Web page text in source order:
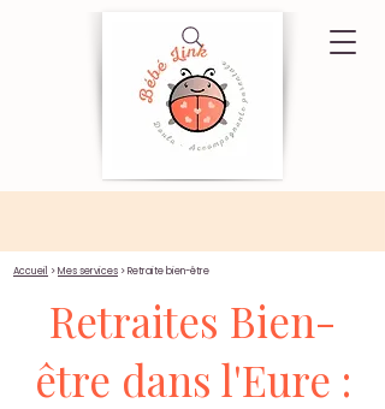
Accueil >Mes services > Retraite bien-être
Retraites Bien-
être dans l'Eure :